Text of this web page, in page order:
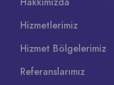
Hizmetlerimiz
Hizmet Bölgelerimiz
Referanslarımız